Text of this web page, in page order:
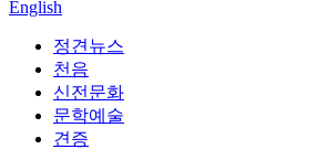
English
정견뉴스
천음
신전문화
문학예술
견증